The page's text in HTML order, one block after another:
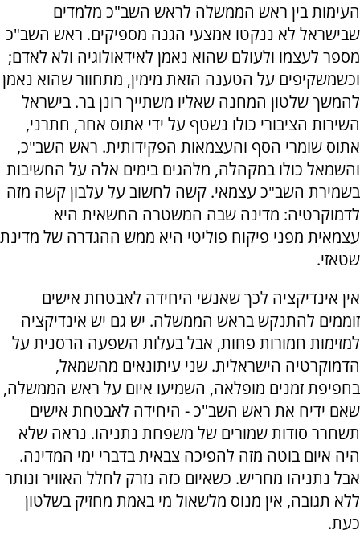
העימות בין ראש הממשלה לראש השב"כ מלמדים
שבישראל לא ננקטו אמצעי הגנה מספיקים. ראש השב"כ
מספר לעצמו ולעולם שהוא נאמן לאידאולוגיה ולא לאדם;
וכשמשקיפים על הטענה הזאת מימין, מתחוור שהוא נאמן
להמשך שלטון המחנה שאליו משתייך רונן בר. בישראל
השירות הציבורי כולו נשטף על ידי אתוס אחר, חתרני,
אתוס שומרי הסף והעצמאות הפקידותית. ראש השב"כ,
והשמאל כולו במקהלה, מלהגים בימים אלה על החשיבות
בשמירת השב"כ עצמאי. קשה לחשוב על עלבון קשה מזה
לדמוקרטיה: מדינה שבה המשטרה החשאית היא
עצמאית מפני פיקוח פוליטי היא ממש ההגדרה של מדינת
שטאזי.
אין אינדיקציה לכך שאנשי היחידה לאבטחת אישים
זוממים להתנקש בראש הממשלה. יש גם יש אינדיקציה
למזימות חמורות פחות, אבל בעלות השפעה הרסנית על
הדמוקרטיה הישראלית. שני עיתונאים מהשמאל,
בחפיפת זמנים מופלאה, השמיעו איום על ראש הממשלה,
שאם ידיח את ראש השב"כ - היחידה לאבטחת אישים
תשחרר סודות שמורים של משפחת נתניהו. נראה שלא
היה איום בוטה מזה להפיכה צבאית בדברי ימי המדינה.
אבל נתניהו מחריש. כשאיום כזה נזרק לחלל האוויר ונותר
ללא תגובה, אין מנוס מלשאול מי באמת מחזיק בשלטון
כעת.